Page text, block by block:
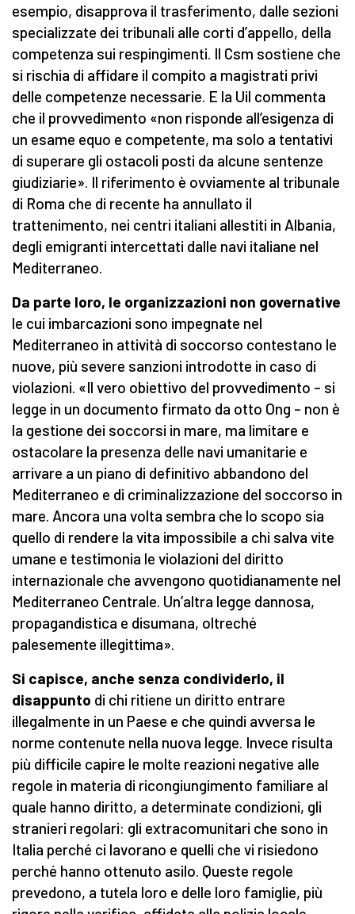
esempio, disapprova il trasferimento, dalle sezioni
specializzate dei tribunali alle corti d’appello, della
competenza sui respingimenti. Il Csm sostiene che
si rischia di affidare il compito a magistrati privi
delle competenze necessarie. E la Uil commenta
che il provvedimento «non risponde all’esigenza di
un esame equo e competente, ma solo a tentativi
di superare gli ostacoli posti da alcune sentenze
giudiziarie». Il riferimento è ovviamente al tribunale
di Roma che di recente ha annullato il
trattenimento, nei centri italiani allestiti in Albania,
degli emigranti intercettati dalle navi italiane nel
Mediterraneo.
Da parte loro, le organizzazioni non governative
le cui imbarcazioni sono impegnate nel
Mediterraneo in attività di soccorso contestano le
nuove, più severe sanzioni introdotte in caso di
violazioni. «Il vero obiettivo del provvedimento – si
legge in un documento firmato da otto Ong – non è
la gestione dei soccorsi in mare, ma limitare e
ostacolare la presenza delle navi umanitarie e
arrivare a un piano di definitivo abbandono del
Mediterraneo e di criminalizzazione del soccorso in
mare. Ancora una volta sembra che lo scopo sia
quello di rendere la vita impossibile a chi salva vite
umane e testimonia le violazioni del diritto
internazionale che avvengono quotidianamente nel
Mediterraneo Centrale. Un’altra legge dannosa,
propagandistica e disumana, oltreché
palesemente illegittima».
Si capisce, anche senza condividerlo, il
disappunto di chi ritiene un diritto entrare
illegalmente in un Paese e che quindi avversa le
norme contenute nella nuova legge. Invece risulta
più difficile capire le molte reazioni negative alle
regole in materia di ricongiungimento familiare al
quale hanno diritto, a determinate condizioni, gli
stranieri regolari: gli extracomunitari che sono in
Italia perché ci lavorano e quelli che vi risiedono
perché hanno ottenuto asilo. Queste regole
prevedono, a tutela loro e delle loro famiglie, più